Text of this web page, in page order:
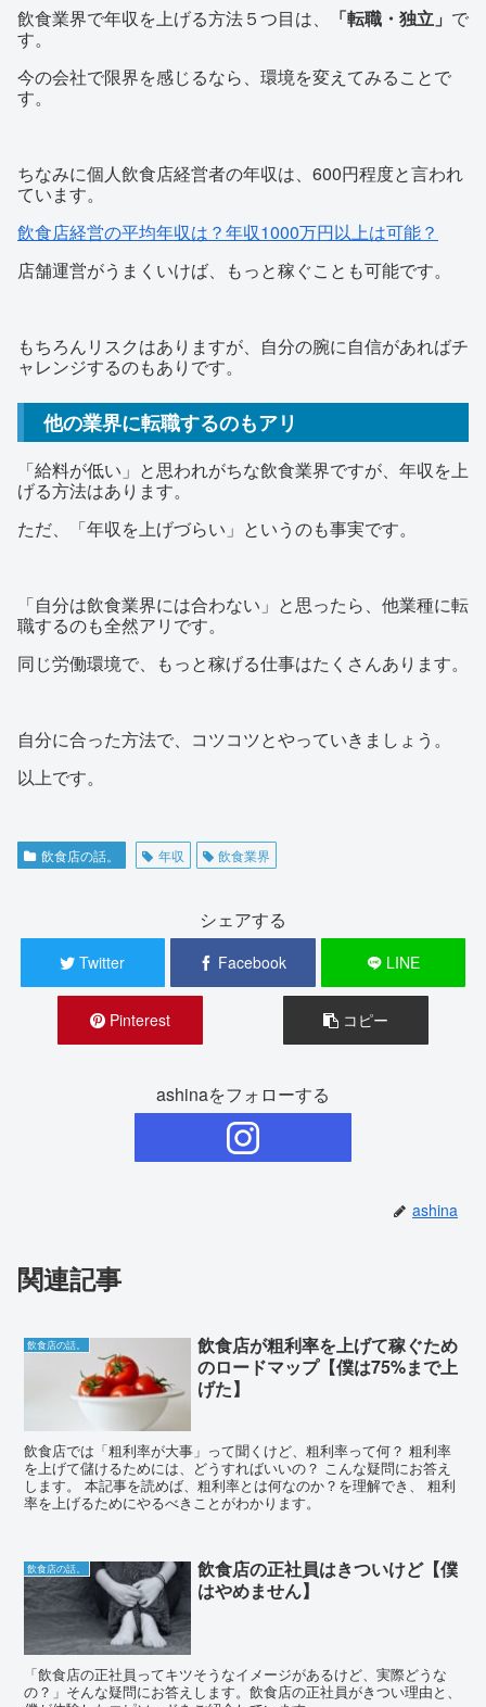
飲食業界で年収を上げる方法５つ目は、 「転職・独立」 で
す。
今の会社で限界を感じるなら、環境を変えてみることで
す。
ちなみに個人飲食店経営者の年収は、600円程度と言われ
ています。
飲食店経営の平均年収は？年収1000万円以上は可能？
店舗運営がうまくいけば、もっと稼ぐことも可能です。
もちろんリスクはありますが、自分の腕に自信があればチ
ャレンジするのもありです。
他の業界に転職するのもアリ
「給料が低い」と思われがちな飲食業界ですが、年収を上
げる方法はあります。
ただ、「年収を上げづらい」というのも事実です。
「自分は飲食業界には合わない」と思ったら、他業種に転
職するのも全然アリです。
同じ労働環境で、もっと稼げる仕事はたくさんあります。
自分に合った方法で、コツコツとやっていきましょう。
以上です。
飲食店の話。 年収 飲食業界
シェアする
Twitter Facebook LINE
Pinterest コピー
ashinaをフォローする
ashina
関連記事
飲食店の話。
飲食店が粗利率を上げて稼ぐため
のロードマップ【僕は75%まで上
げた】
飲食店では「粗利率が大事」って聞くけど、粗利率って何？ 粗利率
を上げて儲けるためには、どうすればいいの？ こんな疑問にお答え
します。 本記事を読めば、粗利率とは何なのか？を理解でき、 粗利
率を上げるためにやるべきことがわかります。
飲食店の話。
飲食店の正社員はきついけど【僕
はやめません】
「飲食店の正社員ってキツそうなイメージがあるけど、実際どうな
の？」そんな疑問にお答えします。飲食店の正社員がきつい理由と、